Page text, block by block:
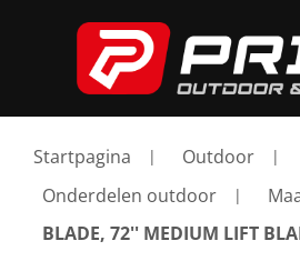
Startpagina
Outdoor
Onderdelen outdoor
BLADE, 72'' MEDIUM LIFT